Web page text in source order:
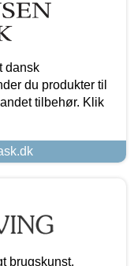
dansk
du produkter til
tilbehør. Klik
brugskunst,